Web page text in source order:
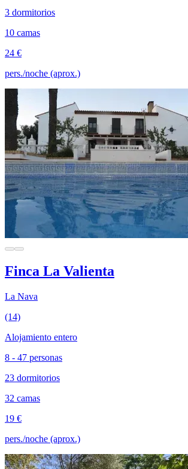
3 dormitorios
10 camas
24 €
pers./noche (aprox.)
Finca La Valienta
La Nava
(14)
Alojamiento entero
8 - 47 personas
23 dormitorios
32 camas
19 €
pers./noche (aprox.)